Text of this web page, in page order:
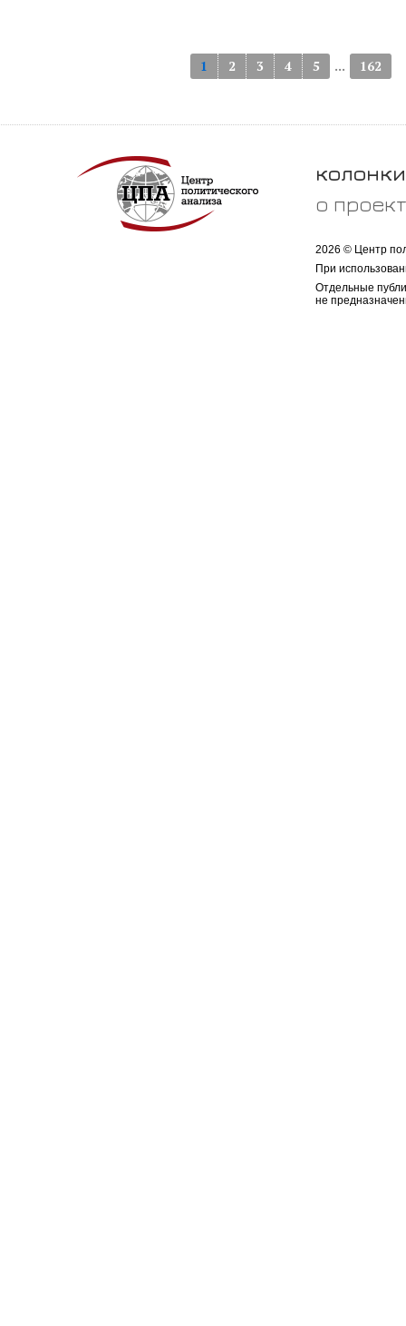
1 2 3 4 5 ... 162
колонки
о
2026 © Центр
При
Отдельные
не